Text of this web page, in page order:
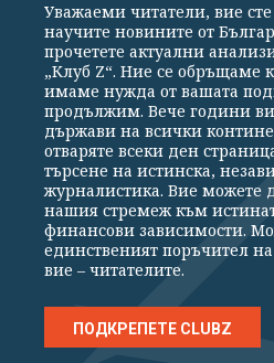
Общи условия
Реклама
Партньори
Екип
Издател на www.clubz.bg е „Клуб
Константинов" 3. Всички права
Препечатването на материали,
разрешение ще бъде
ОБЩИТЕ
Уважаеми читатели, вие
научите новините от
прочетете актуални
„Клуб Z“. Ние се обръщаме
имаме нужда от вашата
продължим. Вече години
държави на всички
отваряте всеки ден
търсене на истинска,
журналистика. Вие можете
нашия стремеж към
финансови зависимости.
единственият поръчител
вие – читателите.
ПОДКРЕПЕТЕ CLUBZ